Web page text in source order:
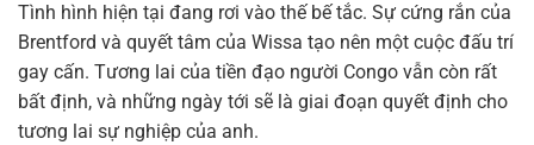
Tình hình hiện tại đang rơi vào thế bế tắc. Sự cứng rắn của
Brentford và quyết tâm của Wissa tạo nên một cuộc đấu trí
gay cấn. Tương lai của tiền đạo người Congo vẫn còn rất
bất định, và những ngày tới sẽ là giai đoạn quyết định cho
tương lai sự nghiệp của anh.